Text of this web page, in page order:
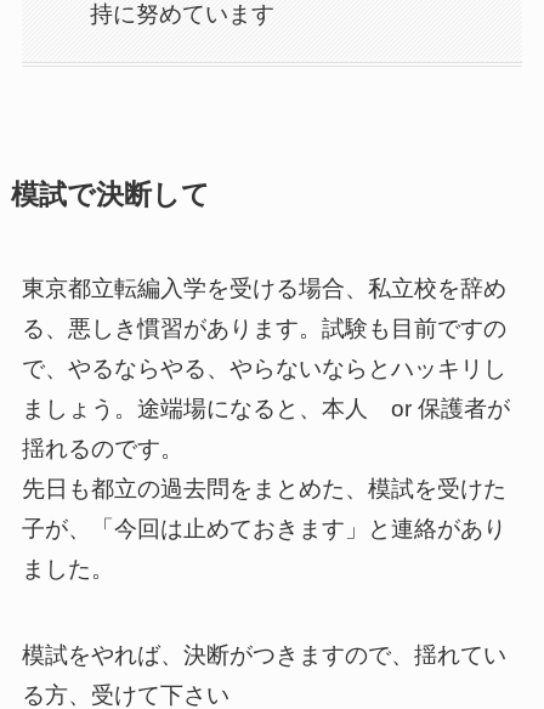
持に努めています
模試で決断して
東京都立転編入学を受ける場合、私立校を辞め
る、悪しき慣習があります。試験も目前ですの
で、やるならやる、やらないならとハッキリし
ましょう。途端場になると、本人 or 保護者が
揺れるのです。
先日も都立の過去問をまとめた、模試を受けた
子が、「今回は止めておきます」と連絡があり
ました。
模試をやれば、決断がつきますので、揺れてい
る方、受けて下さい